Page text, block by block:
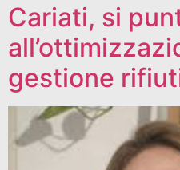
Cariati, si
gestione